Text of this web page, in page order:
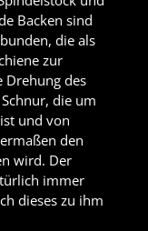
Backen sind
die als
zur
Drehung des
die um
und von
den
wird. Der
immer
dieses zu ihm